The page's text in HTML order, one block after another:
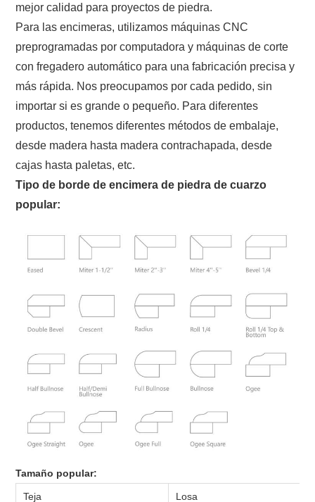
mejor calidad para proyectos de piedra.
Para las encimeras, utilizamos máquinas CNC
preprogramadas por computadora y máquinas de corte
con fregadero automático para una fabricación precisa y
más rápida. Nos preocupamos por cada pedido, sin
importar si es grande o pequeño. Para diferentes
productos, tenemos diferentes métodos de embalaje,
desde madera hasta madera contrachapada, desde
cajas hasta paletas, etc.
Tipo de borde de encimera de piedra de cuarzo
popular:
Tamaño popular:
Teja Losa